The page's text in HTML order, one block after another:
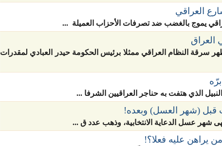
العراقي
يموج بالغضب ضد تصرفات الأحزاب العميلة ...
العراق
سرقة النظام العراقي ممثلا برئيس الحكومة حيدر العبادي لمقدرات
الذي هتفت به حناجر العراقيين الشرفا ...
قبل (شهر العسل) وبعده!
شهر عسل الدعاية الانتخابية، وذهب عدد ق ...
يراهن عليه فعلا؟!